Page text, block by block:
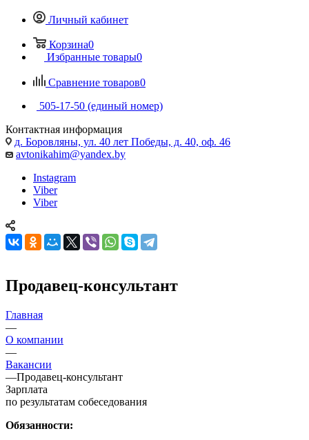
Личный кабинет
Корзина0
Избранные товары0
Сравнение товаров0
505-17-50 (единый номер)
Контактная информация
д. Боровляны, ул. 40 лет Победы, д. 40, оф. 46
avtonikahim@yandex.by
Instagram
Viber
Viber
Продавец-консультант
Главная
—
О компании
—
Вакансии
—Продавец-консультант
Зарплата
по результатам собеседования
Обязанности: